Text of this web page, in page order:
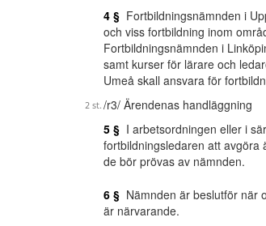
4 § Fortbildningsnämnden i
och viss fortbildning inom
Fortbildningsnämnden i
samt kurser för lärare och
Umeå skall ansvara för
/r3/ Ärendenas handläggning
5 § I arbetsordningen eller i
fortbildningsledaren att avgöra
de bör prövas av nämnden.
6 § Nämnden är beslutför när
är närvarande.